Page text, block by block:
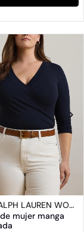
LAUREN RALPH LAUREN WOMAN
mujer manga